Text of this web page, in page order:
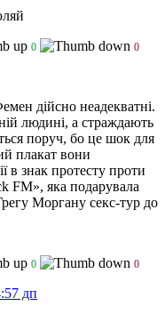
0 0
дійсно неадекватні.
людині, а страждають
поруч, бо це шок для
плакат вони
в знак протесту проти
FM», яка подарувала
Моргану секс-тур до
0 0
дп